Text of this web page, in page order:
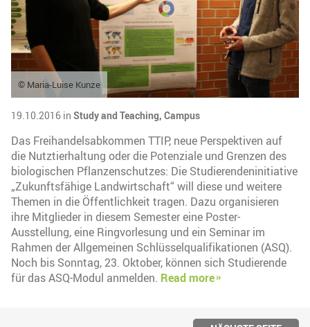
© Maria-Luise Kunze
19.10.2016 in Study and Teaching, Campus
Das Freihandelsabkommen TTIP, neue Perspektiven auf
die Nutztierhaltung oder die Potenziale und Grenzen des
biologischen Pflanzenschutzes: Die Studierendeninitiative
„Zukunftsfähige Landwirtschaft“ will diese und weitere
Themen in die Öffentlichkeit tragen. Dazu organisieren
ihre Mitglieder in diesem Semester eine Poster-
Ausstellung, eine Ringvorlesung und ein Seminar im
Rahmen der Allgemeinen Schlüsselqualifikationen (ASQ).
Noch bis Sonntag, 23. Oktober, können sich Studierende
für das ASQ-Modul anmelden. Read more